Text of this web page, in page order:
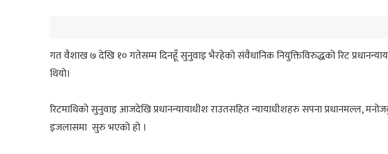
गत वैशाख ७ देखि १० गतेसम्म दिनहूँ सुनुवाइ भैरहेको संवैधानिक नियुक्तिविरुद्धको रिट
थियो।
रिटमाथिको सुनुवाइ आजदेखि प्रधानन्यायाधीश राउतसहित न्यायाधीशहरु सपना प्रधानमल्ल,
इजलासमा सुरु भएको हो ।